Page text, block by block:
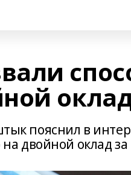
пояснил в
двойной оклад